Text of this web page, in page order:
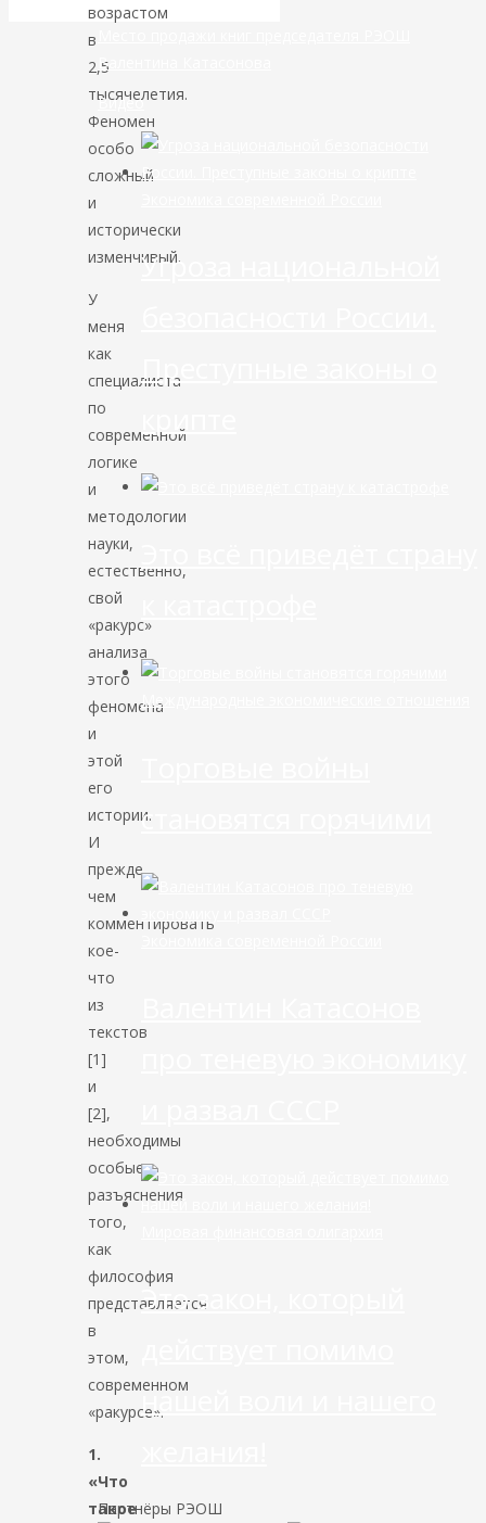
возрастом
в
2,5
тысячелетия.
Феномен
особо
сложный
и
исторически
изменчивый.
У
меня
как
специалиста
по
современной
логике
и
методологии
науки,
естественно,
свой
«ракурс»
анализа
этого
феномена
и
этой
его
истории.
И
прежде,
чем
комментировать
кое-
что
из
текстов
[1]
и
[2],
необходимы
особые
разъяснения
того,
как
философия
представляется
в
этом,
современном
«ракурсе».
1.
«Что
такое
Валентина Катасонова
Видео
Угроза национальной
Преступные законы о
крипте
Международные экономические отношения
становятся горячими
Экономика современной России
Это закон, который
нашей воли и нашего
Партнёры РЭОШ